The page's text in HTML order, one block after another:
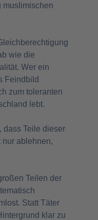
muslimischen
wie die
Wer ein
Feindbild
zum toleranten
lebt.
dass Teile dieser
nur ablehnen,
Teilen der
Statt Täter
klar zu